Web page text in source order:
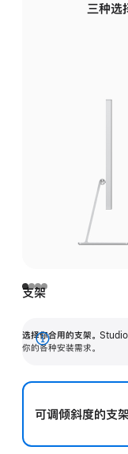
三种选
支架
选择你合用的支架。 Studio
你的各种安装需求。
展
可调倾斜度的支